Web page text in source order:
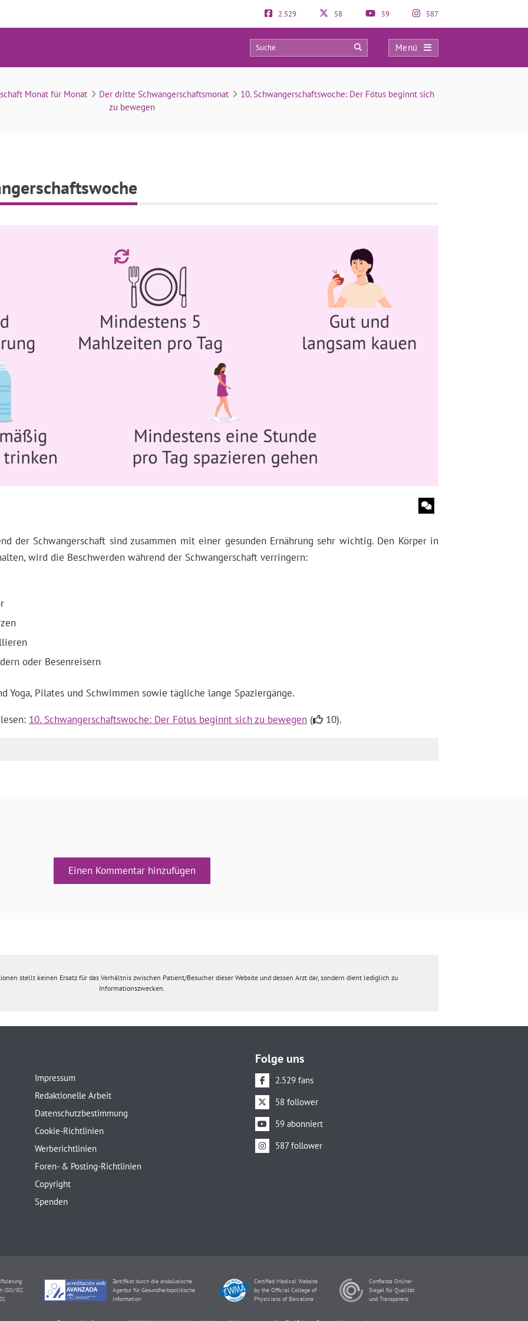
2.529 58 59 587
Menü
Tipps für die 10. Schwangerschaftswoche
0 0
Monat für Monat Der dritte Schwangerschaftsmonat
10. Schwangerschaftswoche: Der Fötus beginnt sich
zu bewegen
der Schwangerschaft sind zusammen mit einer gesunden Ernährung sehr wichtig. Den Körper in
wird die Beschwerden während der Schwangerschaft verringern:
oder Besenreisern
Yoga, Pilates und Schwimmen sowie tägliche lange Spaziergänge.
10. Schwangerschaftswoche: Der Fötus beginnt sich zu bewegen ( 10).
Einen Kommentar hinzufügen
stellt keinen Ersatz für das Verhältnis zwischen Patient/Besucher dieser Website und dessen Arzt dar, sondern dient lediglich zu
Informationszwecken.
Impressum
Redaktionelle Arbeit
Datenschutzbestimmung
Cookie-Richtlinien
Werberichtlinien
Foren- & Posting-Richtlinien
Copyright
Spenden
Folge uns
2.529 fans
58 follower
59 abonniert
587 follower
ISO/IEC
Zertifikat durch die andalusische
Agentur für Gesundheitspolitische
Information
Certified Medical Website
by the Official College of
Physicians of Barcelona
Confianza Online-
Siegel für Qualität
und Transparenz